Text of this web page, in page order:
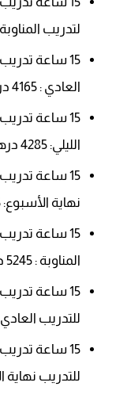
لتدريب المناوبة: 12,500
15 ساعة
العادي : 4165 درهم.
15 ساعة
الليلي: 4285 درهم.
15 ساعة
نهاية الأسبوع: 5005 درهم.
15 ساعة
المناوبة : 5245 درهم.
15 ساعة
للتدريب العادي
15 ساعة
للتدريب نهاية